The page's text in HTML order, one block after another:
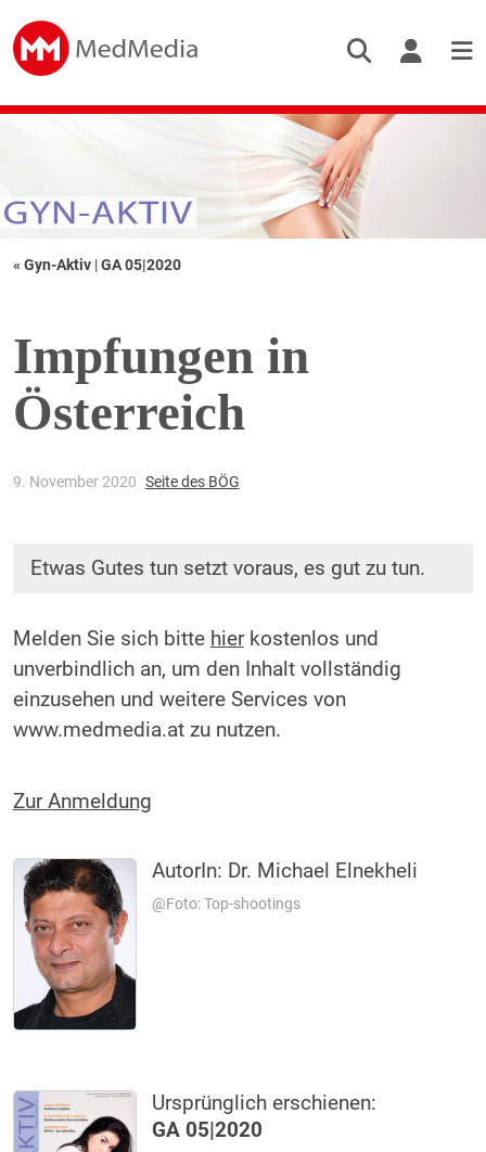
« Gyn-Aktiv |GA 05|2020
Impfungen in
Österreich
9. November 2020 Seite des BÖG
Etwas Gutes tun setzt voraus, es gut zu tun.
Melden Sie sich bitte hierkostenlos und
unverbindlich an, um den Inhalt vollständig
einzusehen und weitere Services von
www.medmedia.at zu nutzen.
Zur Anmeldung
AutorIn: Dr. Michael Elnekheli
@Foto: Top-shootings
Ursprünglich erschienen:
GA 05|2020